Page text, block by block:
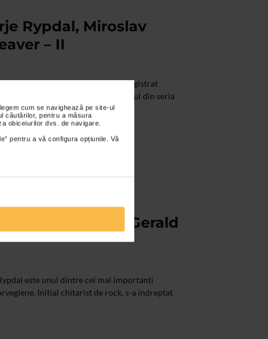
cum se navighează pe site-ul
căutărilor, pentru a măsura
obiceiurilor dvs. de navigare.
pentru a vă configura opțiunile. Vă
Rypdal, Miroslav
– II
basistul ceh Miroslav Vitous, a inregistrat
care First Meeting – 1980, primul din seria
Vitous and Gerald
este unul dintre cei mai importanti
Initial chitarist de rock, s-a indreptat